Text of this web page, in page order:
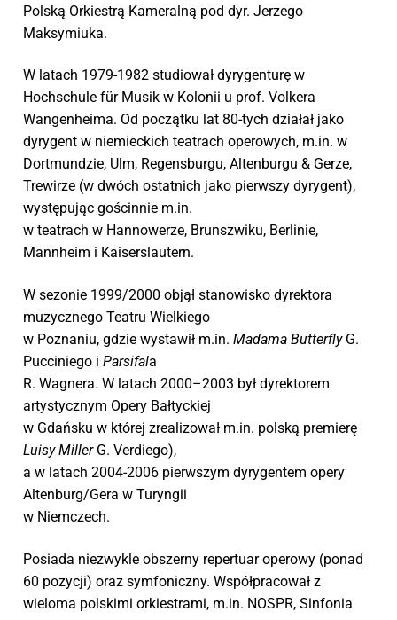
Polską Orkiestrą Kameralną pod dyr. Jerzego
Maksymiuka.
W latach 1979-1982 studiował dyrygenturę w
Hochschule für Musik w Kolonii u prof. Volkera
Wangenheima. Od początku lat 80-tych działał jako
dyrygent w niemieckich teatrach operowych, m.in. w
Dortmundzie, Ulm, Regensburgu, Altenburgu & Gerze,
Trewirze (w dwóch ostatnich jako pierwszy dyrygent),
występując gościnnie m.in.
w teatrach w Hannowerze, Brunszwiku, Berlinie,
Mannheim i Kaiserslautern.
W sezonie 1999/2000 objął stanowisko dyrektora
muzycznego Teatru Wielkiego
w Poznaniu, gdzie wystawił m.in. Madama ButterflyG.
Pucciniego i Parsifala
R. Wagnera. W latach 2000–2003 był dyrektorem
artystycznym Opery Bałtyckiej
w Gdańsku w której zrealizował m.in. polską premierę
Luisy MillerG. Verdiego),
a w latach 2004-2006 pierwszym dyrygentem opery
Altenburg/Gera w Turyngii
w Niemczech.
Posiada niezwykle obszerny repertuar operowy (ponad
60 pozycji) oraz symfoniczny. Współpracował z
wieloma polskimi orkiestrami, m.in. NOSPR, Sinfonia